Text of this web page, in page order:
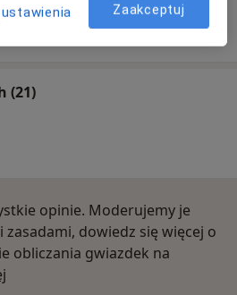
(21)
opinie. Moderujemy je
zasadami, dowiedz się więcej o
obliczania gwiazdek na
Zaakceptuj